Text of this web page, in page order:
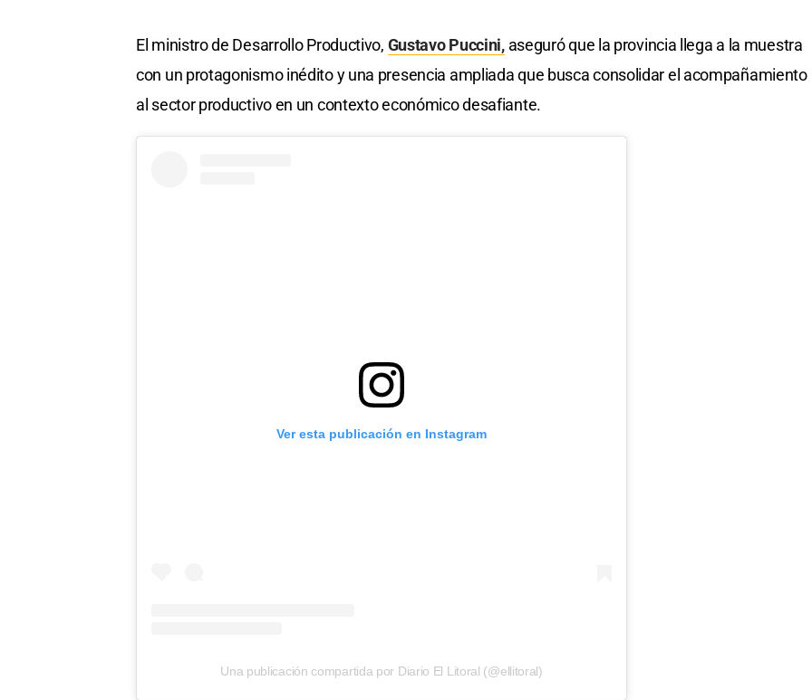
El ministro de Desarrollo Productivo, Gustavo Puccini,aseguró que la provincia llega a la muestra
con un protagonismo inédito y una presencia ampliada que busca consolidar el acompañamiento
al sector productivo en un contexto económico desafiante.
Ver esta publicación en Instagram
Una publicación compartida por Diario El Litoral (@ellitoral)